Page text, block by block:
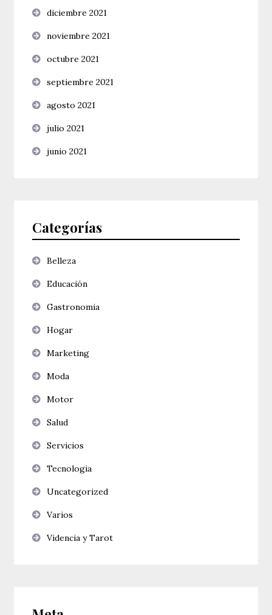
diciembre 2021
noviembre 2021
octubre 2021
septiembre 2021
agosto 2021
julio 2021
junio 2021
Categorías
Belleza
Educación
Gastronomia
Hogar
Marketing
Moda
Motor
Salud
Servicios
Tecnologia
Uncategorized
Varios
Videncia y Tarot